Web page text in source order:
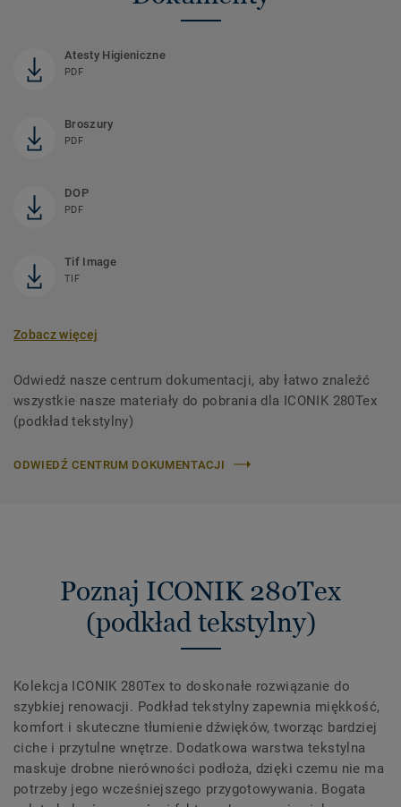
Atesty Higieniczne
PDF
Broszury
PDF
DOP
PDF
Tif Image
TIF
Zobacz więcej
Odwiedź nasze centrum dokumentacji, aby łatwo znaleźć
wszystkie nasze materiały do ​​pobrania dla ICONIK 280Tex
(podkład tekstylny)
ODWIEDŹ CENTRUM DOKUMENTACJI
Poznaj ICONIK 280Tex
(podkład tekstylny)
Kolekcja ICONIK 280Tex to doskonałe rozwiązanie do
szybkiej renowacji. Podkład tekstylny zapewnia miękkość,
komfort i skuteczne tłumienie dźwięków, tworząc bardziej
ciche i przytulne wnętrze. Dodatkowa warstwa tekstylna
maskuje drobne nierówności podłoża, dzięki czemu nie ma
potrzeby jego wcześniejszego przygotowywania. Bogata